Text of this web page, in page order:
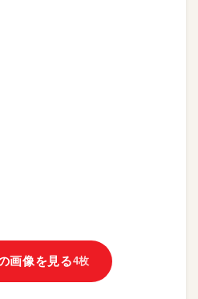
画像を見る4枚